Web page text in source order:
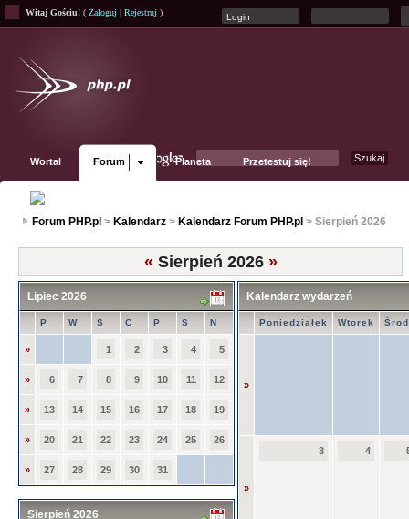
Witaj Gościu! ( Zaloguj | Rejestruj )
Wortal Forum Planeta Przetestuj się!
Forum PHP.pl > Kalendarz > Kalendarz Forum PHP.pl > Sierpień 2026
« Sierpień 2026 »
Lipiec 2026
P W Ś C P S N
» 1 2 3 4 5
» 6 7 8 9 10 11 12
» 13 14 15 16 17 18 19
» 20 21 22 23 24 25 26
» 27 28 29 30 31
Sierpień 2026
Kalendarz wydarzeń
Poniedziałek Wtorek
»
»
3 4